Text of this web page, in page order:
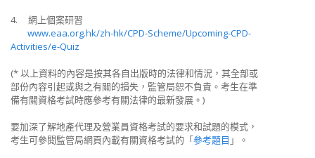
4. 網上個案研習
www.eaa.org.hk/zh-hk/CPD-Scheme/Upcoming-CPD-
Activities/e-Quiz
(*以上資料的內容是按其各自出版時的法律和情況，其全部或
部份內容引起或與之有關的損失，監管局恕不負責。考生在準
備有關資格考試時應參考有關法律的最新發展。 )
要加深了解地產代理及營業員資格考試的要求和試題的模式，
考生可參閱監管局網頁內載有關資格考試的「參考題目 」。